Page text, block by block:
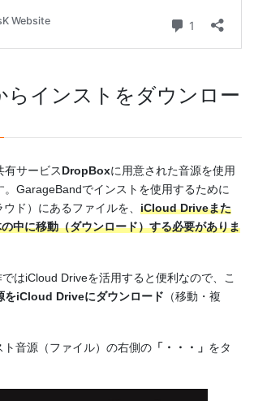
らインストをダウンロー
有サービスDropBoxに用意された音源を使用
。GarageBandでインストを使用するために
ド）にあるファイルを、 iCloud Driveまた
中に移動（ダウンロード）する必要がありま
はiCloud Driveを活用すると便利なので、こ
をiCloud Driveにダウンロード （移動・複
音源（ファイル）の右側の 「・・・」 をタ